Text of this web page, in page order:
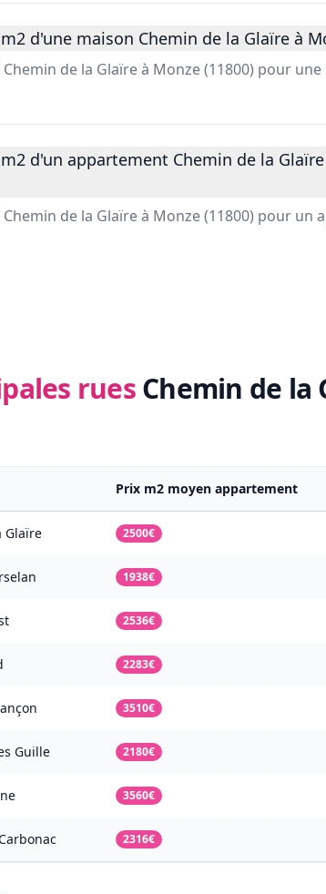
d'une maison Chemin de la Glaïre à
de la Glaïre à Monze (11800) pour
d'un appartement Chemin de la Glaïre
de la Glaïre à Monze (11800) pour un
rues Chemin de la
Prix m2 moyen appartement
Glaïre 2500€
1938€
2536€
2283€
3510€
Guille 2180€
3560€
2316€